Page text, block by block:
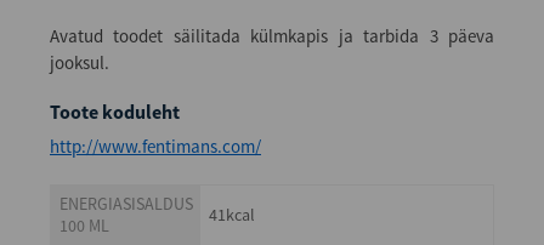
Avatud toodet säilitada külmkapis ja tarbida 3 päeva
jooksul.
Toote koduleht
http://www.fentimans.com/
ENERGIASISALDUS
100 ML
41kcal